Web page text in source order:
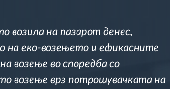
со горивото
и следење на рутите
возила на пазарот денес,
на еко-возењето и ефикасните
возење во споредба со
возење врз потрошувачката на